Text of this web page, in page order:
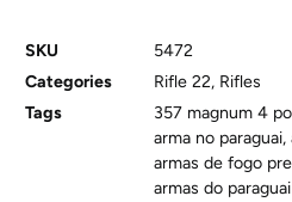
SKU
5472
Categories
Rifle 22, Rifles
Tags
357 magnum 4
arma no paraguai,
armas de fogo
armas do